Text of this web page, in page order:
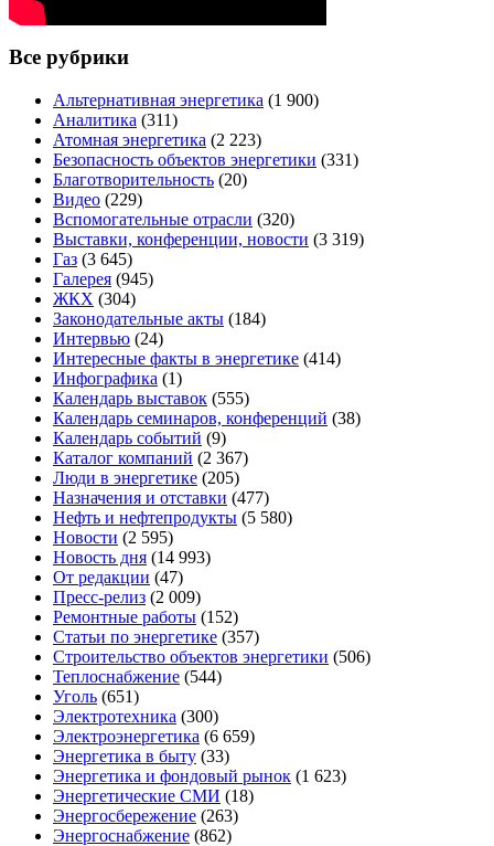
Все рубрики
Альтернативная энергетика (1 900)
Аналитика (311)
Атомная энергетика (2 223)
Безопасность объектов энергетики (331)
Благотворительность (20)
Видео (229)
Вспомогательные отрасли (320)
Выставки, конференции, новости (3 319)
Газ (3 645)
Галерея (945)
ЖКХ (304)
Законодательные акты (184)
Интервью (24)
Интересные факты в энергетике (414)
Инфографика (1)
Календарь выставок (555)
Календарь семинаров, конференций (38)
Календарь событий (9)
Каталог компаний (2 367)
Люди в энергетике (205)
Назначения и отставки (477)
Нефть и нефтепродукты (5 580)
Новости (2 595)
Новость дня (14 993)
От редакции (47)
Пресс-релиз (2 009)
Ремонтные работы (152)
Статьи по энергетике (357)
Строительство объектов энергетики (506)
Теплоснабжение (544)
Уголь (651)
Электротехника (300)
Электроэнергетика (6 659)
Энергетика в быту (33)
Энергетика и фондовый рынок (1 623)
Энергетические СМИ (18)
Энергосбережение (263)
Энергоснабжение (862)